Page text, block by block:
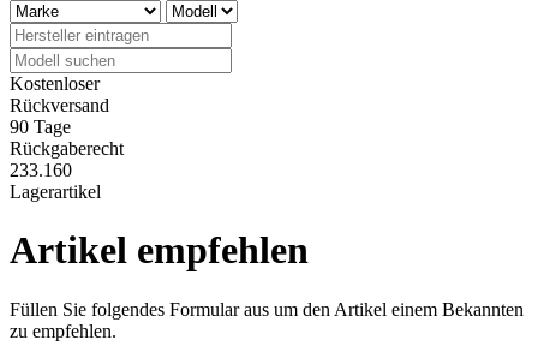
Kostenloser
Rückversand
90 Tage
Rückgaberecht
233.160
Lagerartikel
Artikel empfehlen
Füllen Sie folgendes Formular aus um den Artikel einem Bekannten
zu empfehlen.